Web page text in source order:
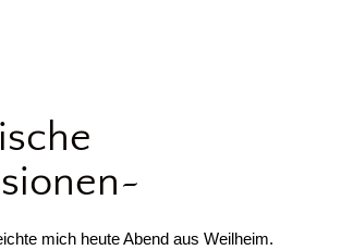
mich heute Abend aus Weilheim.